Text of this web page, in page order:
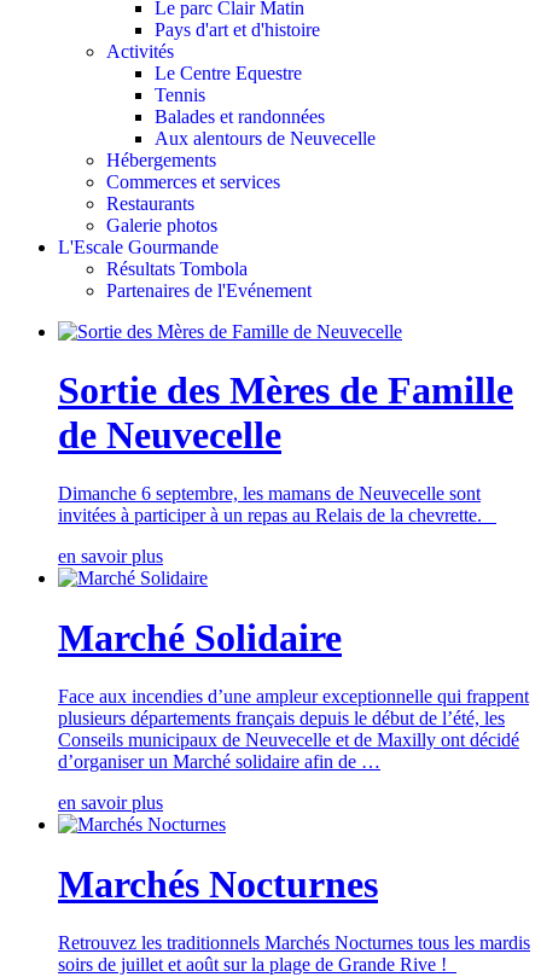
Le parc Clair Matin
Pays d'art et d'histoire
Activités
Le Centre Equestre
Tennis
Balades et randonnées
Aux alentours de Neuvecelle
Hébergements
Commerces et services
Restaurants
Galerie photos
L'Escale Gourmande
Résultats Tombola
Partenaires de l'Evénement
Sortie des Mères de Famille
de Neuvecelle
Dimanche 6 septembre, les mamans de Neuvecelle sont
invitées à participer à un repas au Relais de la chevrette.
en savoir plus
Marché Solidaire
Face aux incendies d’une ampleur exceptionnelle qui frappent
plusieurs départements français depuis le début de l’été, les
Conseils municipaux de Neuvecelle et de Maxilly ont décidé
d’organiser un Marché solidaire afin de …
en savoir plus
Marchés Nocturnes
Retrouvez les traditionnels Marchés Nocturnes tous les mardis
soirs de juillet et août sur la plage de Grande Rive !